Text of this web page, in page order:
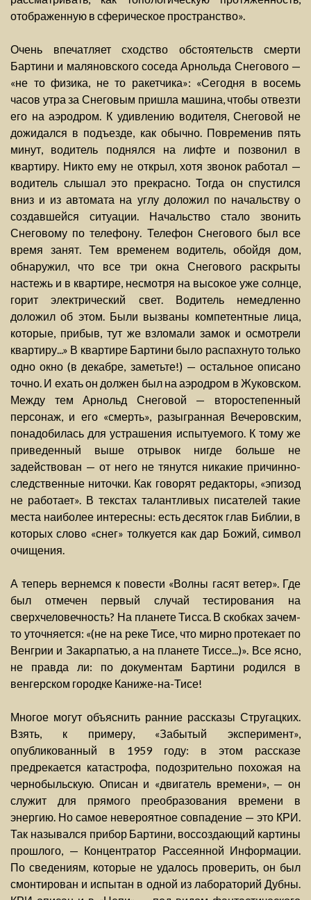
отображенную в сферическое пространство».
Очень впечатляет сходство обстоятельств смерти
Бартини и маляновского соседа Арнольда Снегового —
«не то физика, не то ракетчика»: «Сегодня в восемь
часов утра за Снеговым пришла машина, чтобы отвезти
его на аэродром. К удивлению водителя, Снеговой не
дожидался в подъезде, как обычно. Повременив пять
минут, водитель поднялся на лифте и позвонил в
квартиру. Никто ему не открыл, хотя звонок работал —
водитель слышал это прекрасно. Тогда он спустился
вниз и из автомата на углу доложил по начальству о
создавшейся ситуации. Начальство стало звонить
Снеговому по телефону. Телефон Снегового был все
время занят. Тем временем водитель, обойдя дом,
обнаружил, что все три окна Снегового раскрыты
настежь и в квартире, несмотря на высокое уже солнце,
горит электрический свет. Водитель немедленно
доложил об этом. Были вызваны компетентные лица,
которые, прибыв, тут же взломали замок и осмотрели
квартиру...» В квартире Бартини было распахнуто только
одно окно (в декабре, заметьте!) — остальное описано
точно. И ехать он должен был на аэродром в Жуковском.
Между тем Арнольд Снеговой — второстепенный
персонаж, и его «смерть», разыгранная Вечеровским,
понадобилась для устрашения испытуемого. К тому же
приведенный выше отрывок нигде больше не
задействован — от него не тянутся никакие причинно-
следственные ниточки. Как говорят редакторы, «эпизод
не работает». В текстах талантливых писателей такие
места наиболее интересны: есть десяток глав Библии, в
которых слово «снег» толкуется как дар Божий, символ
очищения.
А теперь вернемся к повести «Волны гасят ветер». Где
был отмечен первый случай тестирования на
сверхчеловечность? На планете Тисса. В скобках зачем-
то уточняется: «(не на реке Тисе, что мирно протекает по
Венгрии и Закарпатью, а на планете Тиссе...)». Все ясно,
не правда ли: по документам Бартини родился в
венгерском городке Каниже-на-Тисе!
Многое могут объяснить ранние рассказы Стругацких.
Взять, к примеру, «Забытый эксперимент»,
опубликованный в 1959 году: в этом рассказе
предрекается катастрофа, подозрительно похожая на
чернобыльскую. Описан и «двигатель времени», — он
служит для прямого преобразования времени в
энергию. Но самое невероятное совпадение — это КРИ.
Так назывался прибор Бартини, воссоздающий картины
прошлого, — Концентратор Рассеянной Информации.
По сведениям, которые не удалось проверить, он был
смонтирован и испытан в одной из лабораторий Дубны.